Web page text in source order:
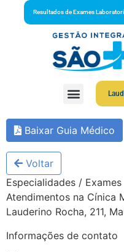
Resultados de Exames
Baixar Guia Médico
Voltar
Especialidades / Exames
Atendimentos na Cínica
Lauderino Rocha, 211,
Informações de contato